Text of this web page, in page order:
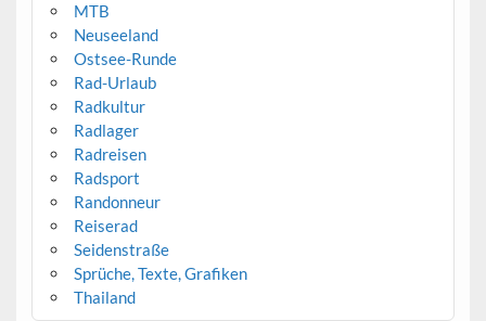
MTB
Neuseeland
Ostsee-Runde
Rad-Urlaub
Radkultur
Radlager
Radreisen
Radsport
Randonneur
Reiserad
Seidenstraße
Sprüche, Texte, Grafiken
Thailand